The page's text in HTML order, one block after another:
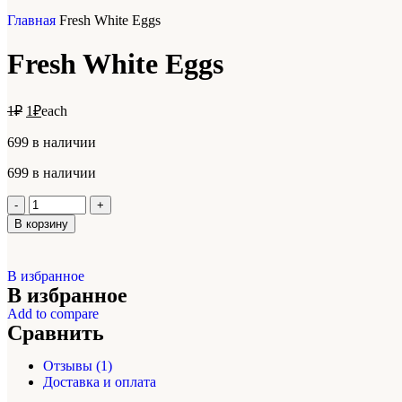
Главная Fresh White Eggs
Fresh White Eggs
1₽ 1₽each
699 в наличии
699 в наличии
В корзину
В избранное
В избранное
Add to compare
Сравнить
Отзывы (1)
Доставка и оплата